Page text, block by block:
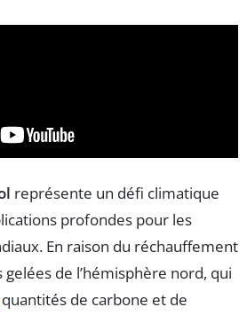
représente un défi climatique
profondes pour les
En raison du réchauffement
de l’hémisphère nord, qui
quantités de carbone et de